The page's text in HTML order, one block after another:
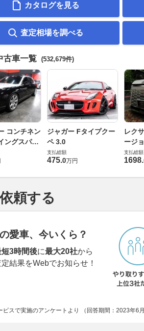
カタログを見る
査定相場を調べる
古車一覧 (532,679件)
コンチネン
ングスパー
ジャガー Fタイプクー
ペ 3.0
支払総額
475.0万円
レク
ージ
支払総額
1698.
頼する
愛車、今いくら？
短3時間後に最大20社から
結果をWebでお知らせ！
スで実施のアンケートより （回答期間：2023年6